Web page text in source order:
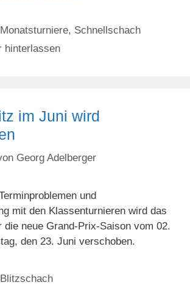
Monatsturniere, Schnellschach
hinterlassen
im Juni wird
Georg Adelberger
und
mit den Klassenturnieren wird das
die neue Grand-Prix-Saison vom 02.
den 23. Juni verschoben.
Blitzschach